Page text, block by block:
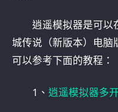
逍遥模拟器是可以
城传说（新版本）电脑
可以参考下面的教程：
1、 逍遥模拟器多